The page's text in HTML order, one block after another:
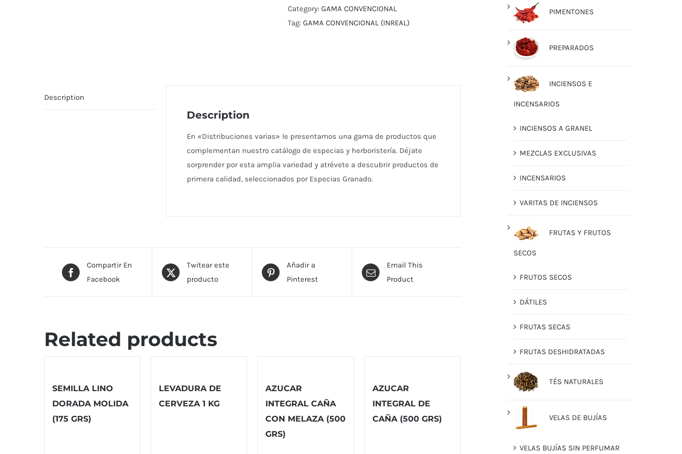
Category: GAMA CONVENCIONAL
Tag: GAMA CONVENCIONAL (INREAL)
Description
Description
En «Distribuciones varias» le presentamos una gama de productos que
complementan nuestro catálogo de especias y herboristería. Déjate
sorprender por esta amplia variedad y atrévete a descubrir productos de
primera calidad, seleccionados por Especias Granado.
Compartir En
Facebook
Twitear este
producto
Añadir a
Pinterest
Email This
Product
Related products
SEMILLA LINO
DORADA MOLIDA
(175 GRS)
LEVADURA DE
CERVEZA 1 KG
AZUCAR
INTEGRAL CAÑA
CON MELAZA (500
GRS)
AZUCAR
INTEGRAL DE
CAÑA (500 GRS)
PIMENTONES
PREPARADOS
INCIENSOS E
INCENSARIOS
INCIENSOS A GRANEL
MEZCLAS EXCLUSIVAS
INCENSARIOS
VARITAS DE INCIENSOS
FRUTAS Y FRUTOS
SECOS
FRUTOS SECOS
DÁTILES
FRUTAS SECAS
FRUTAS DESHIDRATADAS
TÉS NATURALES
VELAS DE BUJÍAS
VELAS BUJÍAS SIN PERFUMAR